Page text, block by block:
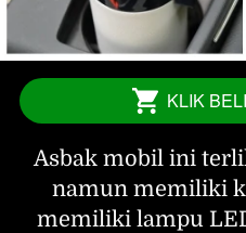
` KLIK
Asbak mobil ini
namun memiliki
memiliki lampu